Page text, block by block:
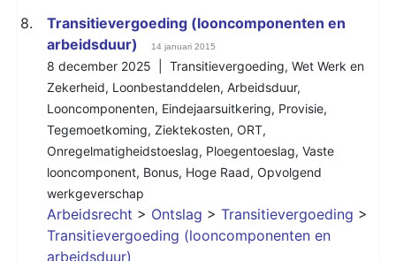
8.
Transitievergoeding (looncomponenten en
arbeidsduur)
14 januari 2015
8 december 2025 | Transitievergoeding, Wet Werk en
Zekerheid, Loonbestanddelen, Arbeidsduur,
Looncomponenten, Eindejaarsuitkering, Provisie,
Tegemoetkoming, Ziektekosten, ORT,
Onregelmatigheidstoeslag, Ploegentoeslag, Vaste
looncomponent, Bonus, Hoge Raad, Opvolgend
werkgeverschap
Arbeidsrecht > Ontslag > Transitievergoeding >
Transitievergoeding (looncomponenten en
arbeidsduur)